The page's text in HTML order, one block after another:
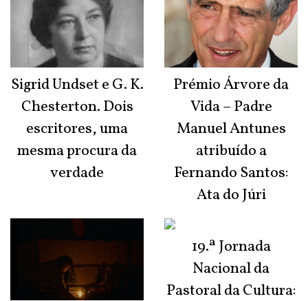
Sigrid Undset e G. K.
Chesterton. Dois
escritores, uma
mesma procura da
verdade
Prémio Árvore da
Vida – Padre
Manuel Antunes
atribuído a
Fernando Santos:
Ata do Júri
19.ª Jornada
Nacional da
Pastoral da Cultura: